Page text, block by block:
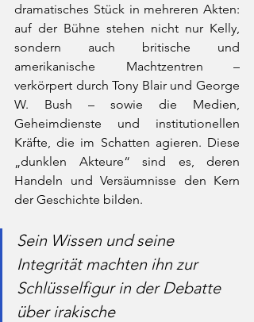
dramatisches Stück in mehreren Akten:
auf der Bühne stehen nicht nur Kelly,
sondern auch britische und
amerikanische Machtzentren –
verkörpert durch Tony Blair und George
W. Bush – sowie die Medien,
Geheimdienste und institutionellen
Kräfte, die im Schatten agieren. Diese
„dunklen Akteure“ sind es, deren
Handeln und Versäumnisse den Kern
der Geschichte bilden.
Sein Wissen und seine
Integrität machten ihn zur
Schlüsselfigur in der Debatte
über irakische